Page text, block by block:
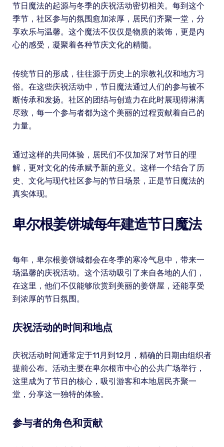
节日魔法的起源与冬季的庆祝活动密切相关。每到这个
季节，社区参与的氛围愈加浓厚，居民们齐聚一堂，分
享欢乐与温馨。这个魔法不仅仅是物质的装饰，更是内
心的感受，凝聚着各种节庆文化的精髓。
传统节日的形成，往往源于历史上的宗教礼仪和地方习
俗。在这些庆祝活动中，节日魔法通过人们的参与被不
断传承和发扬。社区的团结与创造力在此时展现得淋漓
尽致，每一个参与者都为这个美丽的过程贡献着自己的
力量。
通过这样的共同体验，居民们不仅加深了对节日的理
解，更对文化的传承赋予新的意义。这样一个结合了历
史、文化与现代社区参与的节日场景，正是节日魔法的
真实体现。
卑尔根姜饼城每年建造节日魔法
每年，卑尔根姜饼城都会在冬季的寒冷气息中，带来一
场温馨的庆祝活动。这个活动吸引了来自各地的人们，
在这里，他们不仅能够欣赏到美丽的姜饼屋，还能享受
到浓厚的节日氛围。
庆祝活动的时间和地点
庆祝活动时间通常定于11月到12月，精确的日期由组织者
提前公布。活动主要在卑尔根市中心的公共广场举行，
这里成为了节日的核心，吸引游客和本地居民齐聚一
堂，分享这一独特的体验。
参与者的角色和贡献